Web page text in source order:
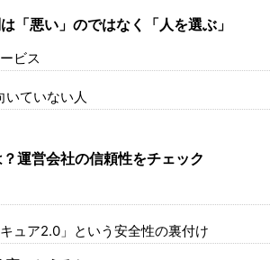
「悪い」のではなく「人を選ぶ」
ビス
いていない人
運営会社の信頼性をチェック
ュア2.0」という安全性の裏付け